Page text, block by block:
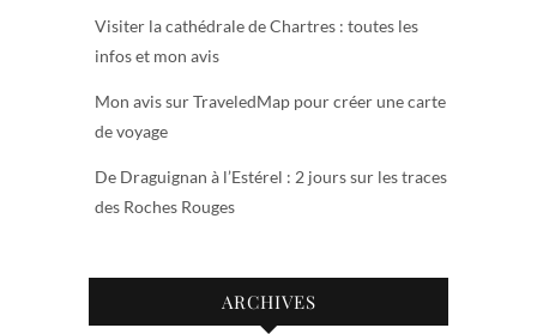
Visiter la cathédrale de Chartres : toutes les
infos et mon avis
Mon avis sur TraveledMap pour créer une carte
de voyage
De Draguignan à l’Estérel : 2 jours sur les traces
des Roches Rouges
ARCHIVES